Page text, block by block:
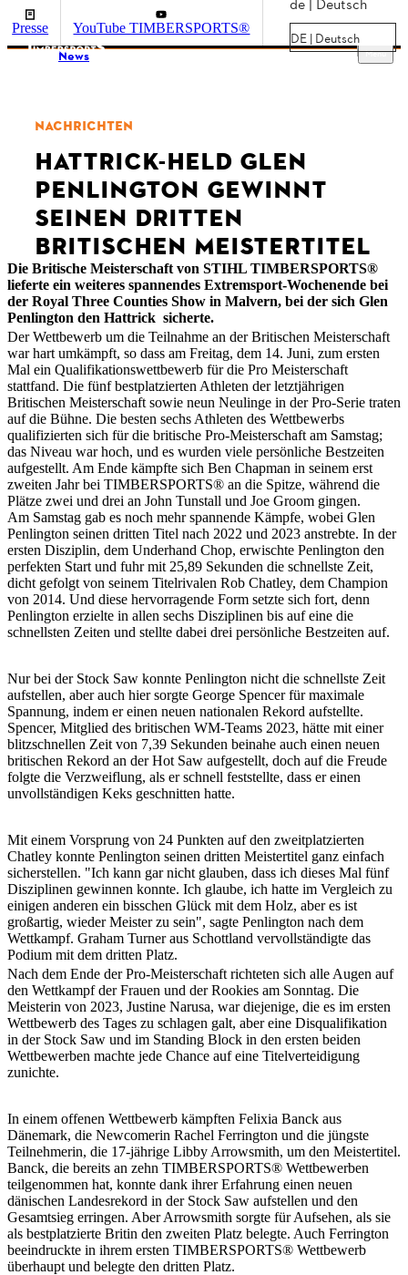
Presse YouTube TIMBERSPORTS®
de | Deutsch
DE | Deutsch
Menu
News
NACHRICHTEN
HATTRICK-HELD GLEN
PENLINGTON GEWINNT
SEINEN DRITTEN
BRITISCHEN MEISTERTITEL
Die Britische Meisterschaft von STIHL TIMBERSPORTS®
lieferte ein weiteres spannendes Extremsport-Wochenende bei
der Royal Three Counties Show in Malvern, bei der sich Glen
Penlington den Hattrick sicherte.
Der Wettbewerb um die Teilnahme an der Britischen Meisterschaft
war hart umkämpft, so dass am Freitag, dem 14. Juni, zum ersten
Mal ein Qualifikationswettbewerb für die Pro Meisterschaft
stattfand. Die fünf bestplatzierten Athleten der letztjährigen
Britischen Meisterschaft sowie neun Neulinge in der Pro-Serie traten
auf die Bühne. Die besten sechs Athleten des Wettbewerbs
qualifizierten sich für die britische Pro-Meisterschaft am Samstag;
das Niveau war hoch, und es wurden viele persönliche Bestzeiten
aufgestellt. Am Ende kämpfte sich Ben Chapman in seinem erst
zweiten Jahr bei TIMBERSPORTS® an die Spitze, während die
Plätze zwei und drei an John Tunstall und Joe Groom gingen.
Am Samstag gab es noch mehr spannende Kämpfe, wobei Glen
Penlington seinen dritten Titel nach 2022 und 2023 anstrebte. In der
ersten Disziplin, dem Underhand Chop, erwischte Penlington den
perfekten Start und fuhr mit 25,89 Sekunden die schnellste Zeit,
dicht gefolgt von seinem Titelrivalen Rob Chatley, dem Champion
von 2014. Und diese hervorragende Form setzte sich fort, denn
Penlington erzielte in allen sechs Disziplinen bis auf eine die
schnellsten Zeiten und stellte dabei drei persönliche Bestzeiten auf.
Nur bei der Stock Saw konnte Penlington nicht die schnellste Zeit
aufstellen, aber auch hier sorgte George Spencer für maximale
Spannung, indem er einen neuen nationalen Rekord aufstellte.
Spencer, Mitglied des britischen WM-Teams 2023, hätte mit einer
blitzschnellen Zeit von 7,39 Sekunden beinahe auch einen neuen
britischen Rekord an der Hot Saw aufgestellt, doch auf die Freude
folgte die Verzweiflung, als er schnell feststellte, dass er einen
unvollständigen Keks geschnitten hatte.
Mit einem Vorsprung von 24 Punkten auf den zweitplatzierten
Chatley konnte Penlington seinen dritten Meistertitel ganz einfach
sicherstellen. "Ich kann gar nicht glauben, dass ich dieses Mal fünf
Disziplinen gewinnen konnte. Ich glaube, ich hatte im Vergleich zu
einigen anderen ein bisschen Glück mit dem Holz, aber es ist
großartig, wieder Meister zu sein", sagte Penlington nach dem
Wettkampf. Graham Turner aus Schottland vervollständigte das
Podium mit dem dritten Platz.
Nach dem Ende der Pro-Meisterschaft richteten sich alle Augen auf
den Wettkampf der Frauen und der Rookies am Sonntag. Die
Meisterin von 2023, Justine Narusa, war diejenige, die es im ersten
Wettbewerb des Tages zu schlagen galt, aber eine Disqualifikation
in der Stock Saw und im Standing Block in den ersten beiden
Wettbewerben machte jede Chance auf eine Titelverteidigung
zunichte.
In einem offenen Wettbewerb kämpften Felixia Banck aus
Dänemark, die Newcomerin Rachel Ferrington und die jüngste
Teilnehmerin, die 17-jährige Libby Arrowsmith, um den Meistertitel.
Banck, die bereits an zehn TIMBERSPORTS® Wettbewerben
teilgenommen hat, konnte dank ihrer Erfahrung einen neuen
dänischen Landesrekord in der Stock Saw aufstellen und den
Gesamtsieg erringen. Aber Arrowsmith sorgte für Aufsehen, als sie
als bestplatzierte Britin den zweiten Platz belegte. Auch Ferrington
beeindruckte in ihrem ersten TIMBERSPORTS® Wettbewerb
überhaupt und belegte den dritten Platz.